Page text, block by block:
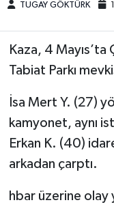
TUGAY GÖKTÜRK
Kaza, 4 Mayıs’ta
Tabiat Parkı
İsa Mert Y. (27)
kamyonet, aynı
Erkan K. (40)
arkadan çarptı.
hbar üzerine
Sungurlu
Sağlık